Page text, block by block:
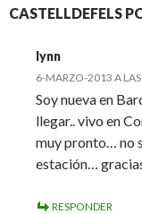
CASTELLDEFELS
lynn
6-MARZO-2013 A
Soy nueva en
llegar.. vivo en
muy pronto… no
estación…
RESPONDER